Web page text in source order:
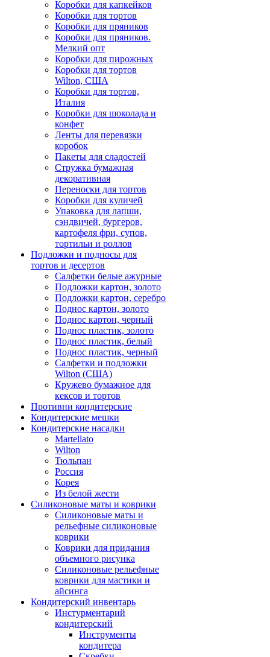
Коробки для капкейков
Коробки для тортов
Коробки для пряников
Коробки для пряников.
Мелкий опт
Коробки для пирожных
Коробки для тортов
Wilton, США
Коробки для тортов,
Италия
Коробки для шоколада и
конфет
Ленты для перевязки
коробок
Пакеты для сладостей
Стружка бумажная
декоративная
Переноски для тортов
Коробки для куличей
Упаковка для лапши,
сэндвичей, бургеров,
картофеля фри, супов,
тортильи и роллов
Подложки и подносы для
тортов и десертов
Салфетки белые ажурные
Подложки картон, золото
Подложки картон, серебро
Поднос картон, золото
Поднос картон, черный
Поднос пластик, золото
Поднос пластик, белый
Поднос пластик, черный
Салфетки и подложки
Wilton (США)
Кружево бумажное для
кексов и тортов
Противни кондитерские
Кондитерские мешки
Кондитерские насадки
Martellato
Wilton
Тюльпан
Россия
Корея
Из белой жести
Силиконовые маты и коврики
Силиконовые маты и
рельефные силиконовые
коврики
Коврики для придания
объемного рисунка
Силиконовые рельефные
коврики для мастики и
айсинга
Кондитерский инвентарь
Инстурментарий
кондитерский
Инструменты
кондитера